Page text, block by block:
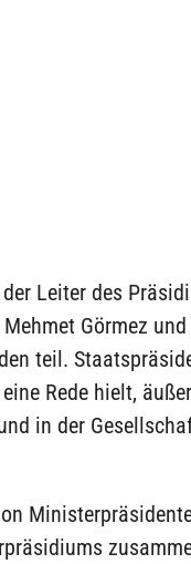
Leiter des
Görmez
teil.
Rede hielt,
in der